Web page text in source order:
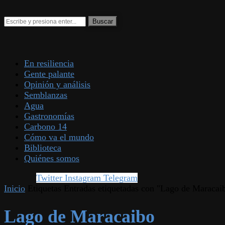
En resiliencia
Gente palante
Opinión y análisis
Semblanzas
Agua
Gastronomías
Carbono 14
Cómo va el mundo
Biblioteca
Quiénes somos
Twitter Instagram Telegram
Inicio
Lago de Maracaibo